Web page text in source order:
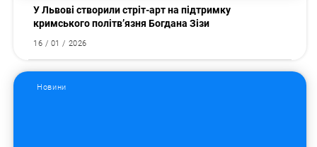
У Львові створили стріт-арт на підтримку
кримського політв’язня Богдана Зізи
16 / 01 / 2026
Новини